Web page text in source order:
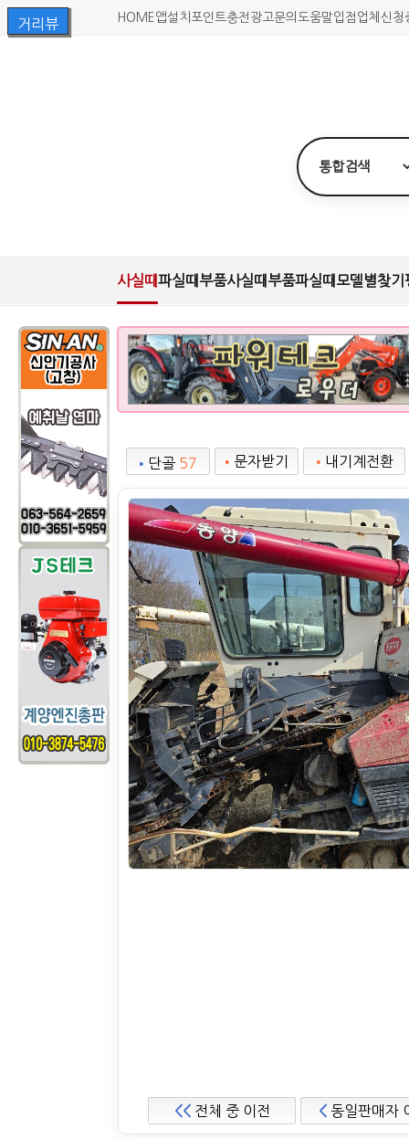
HOME 앱설치 포인트충전 광고문의 도움말입점업체신청
사실때파실때 부품사실때 부품파실때 모델별찾기
• 단골 57 • 문자받기 • 내기계전환
<<전체 중 이전 < 동일판매자